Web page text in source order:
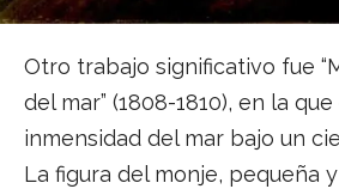
Otro trabajo significativo fue
del mar” (1808-1810), en la
inmensidad del mar bajo un
La figura del monje, pequeña